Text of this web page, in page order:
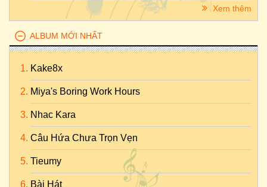
Xem thêm
ALBUM MỚI NHẤT
Kake8x
Miya's Boring Work Hours
Nhac Kara
Câu Hứa Chưa Trọn Vẹn
Tieumy
Bài Hát